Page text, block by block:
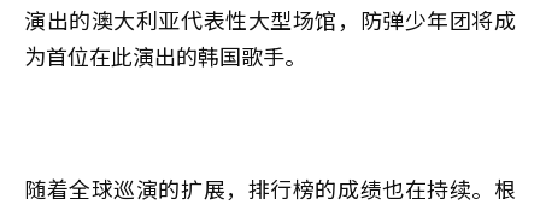
演出的澳大利亚代表性大型场馆，防弹少年团将成
为首位在此演出的韩国歌手。
随着全球巡演的扩展，排行榜的成绩也在持续。根